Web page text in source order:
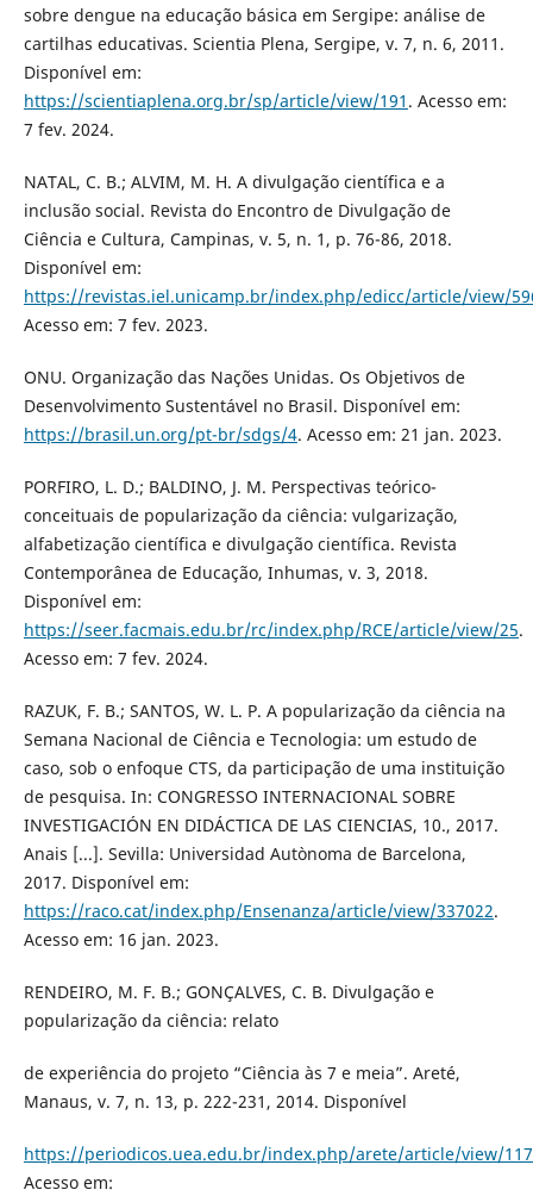
sobre dengue na educação básica em Sergipe: análise de
cartilhas educativas. Scientia Plena, Sergipe, v. 7, n. 6, 2011.
Disponível em:
https://scientiaplena.org.br/sp/article/view/191 . Acesso em:
7 fev. 2024.
NATAL, C. B.; ALVIM, M. H. A divulgação científica e a
inclusão social. Revista do Encontro de Divulgação de
Ciência e Cultura, Campinas, v. 5, n. 1, p. 76-86, 2018.
Disponível em:
https://revistas.iel.unicamp.br/index.php/edicc/article/view/
Acesso em: 7 fev. 2023.
ONU. Organização das Nações Unidas. Os Objetivos de
Desenvolvimento Sustentável no Brasil. Disponível em:
https://brasil.un.org/pt-br/sdgs/4. Acesso em: 21 jan. 2023.
PORFIRO, L. D.; BALDINO, J. M. Perspectivas teórico-
conceituais de popularização da ciência: vulgarização,
alfabetização científica e divulgação científica. Revista
Contemporânea de Educação, Inhumas, v. 3, 2018.
Disponível em:
https://seer.facmais.edu.br/rc/index.php/RCE/article/view/25.
Acesso em: 7 fev. 2024.
RAZUK, F. B.; SANTOS, W. L. P. A popularização da ciência na
Semana Nacional de Ciência e Tecnologia: um estudo de
caso, sob o enfoque CTS, da participação de uma instituição
de pesquisa. In: CONGRESSO INTERNACIONAL SOBRE
INVESTIGACIÓN EN DIDÁCTICA DE LAS CIENCIAS, 10., 2017.
Anais [...]. Sevilla: Universidad Autònoma de Barcelona,
2017. Disponível em:
https://raco.cat/index.php/Ensenanza/article/view/337022.
Acesso em: 16 jan. 2023.
RENDEIRO, M. F. B.; GONÇALVES, C. B. Divulgação e
popularização da ciência: relato
de experiência do projeto “Ciência às 7 e meia”. Areté,
Manaus, v. 7, n. 13, p. 222-231, 2014. Disponível
https://periodicos.uea.edu.br/index.php/arete/article/view/117
Acesso em: